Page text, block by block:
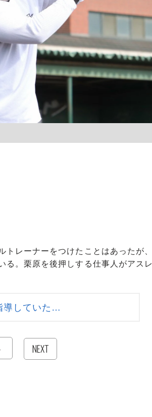
レーナーをつけたことはあったが、
る。栗原を後押しする仕事人がアスレ
導していた…
NEXT